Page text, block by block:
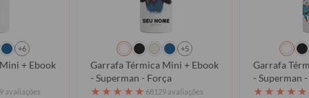
+6
+ Ebook
avaliações
+5
Garrafa Térmica Mini + Ebook
- Superman - Força
★ ★ ★ ★ ★ 68129 avaliações
Garrafa
- Superman
Vibes
★ ★ ★ ★ ★